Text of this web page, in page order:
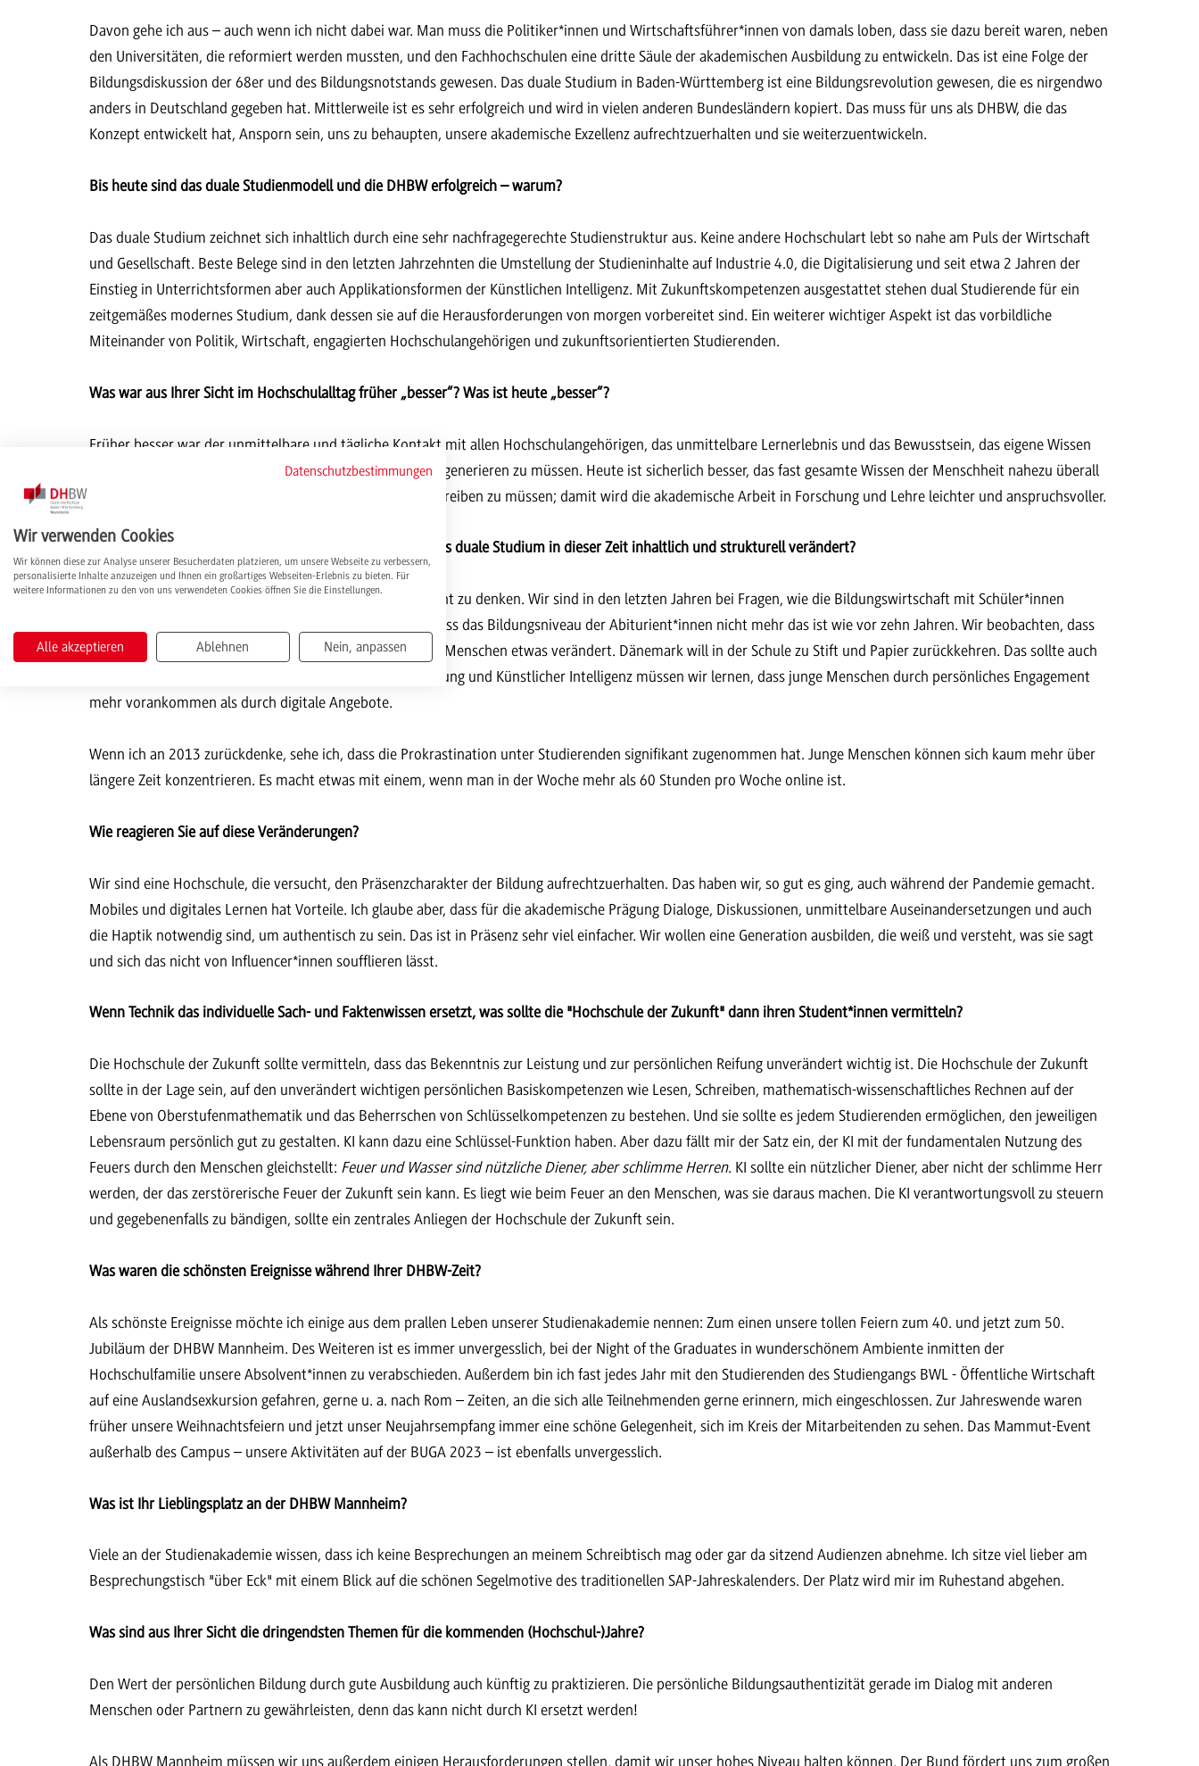
Davon gehe ich aus – auch wenn ich nicht dabei war. Man muss die Politiker*innen und Wirtschaftsführer*innen von damals loben, dass sie dazu bereit waren, neben
den Universitäten, die reformiert werden mussten, und den Fachhochschulen eine dritte Säule der akademischen Ausbildung zu entwickeln. Das ist eine Folge der
Bildungsdiskussion der 68er und des Bildungsnotstands gewesen. Das duale Studium in Baden-Württemberg ist eine Bildungsrevolution gewesen, die es nirgendwo
anders in Deutschland gegeben hat. Mittlerweile ist es sehr erfolgreich und wird in vielen anderen Bundesländern kopiert. Das muss für uns als DHBW, die das
Konzept entwickelt hat, Ansporn sein, uns zu behaupten, unsere akademische Exzellenz aufrechtzuerhalten und sie weiterzuentwickeln.
Bis heute sind das duale Studienmodell und die DHBW erfolgreich – warum?
Das duale Studium zeichnet sich inhaltlich durch eine sehr nachfragegerechte Studienstruktur aus. Keine andere Hochschulart lebt so nahe am Puls der Wirtschaft
und Gesellschaft. Beste Belege sind in den letzten Jahrzehnten die Umstellung der Studieninhalte auf Industrie 4.0, die Digitalisierung und seit etwa 2 Jahren der
Einstieg in Unterrichtsformen aber auch Applikationsformen der Künstlichen Intelligenz. Mit Zukunftskompetenzen ausgestattet stehen dual Studierende für ein
zeitgemäßes modernes Studium, dank dessen sie auf die Herausforderungen von morgen vorbereitet sind. Ein weiterer wichtiger Aspekt ist das vorbildliche
Miteinander von Politik, Wirtschaft, engagierten Hochschulangehörigen und zukunftsorientierten Studierenden.
Was war aus Ihrer Sicht im Hochschulalltag früher „besser“? Was ist heute „besser“?
Früher besser war der unmittelbare und tägliche Kontakt mit allen Hochschulangehörigen, das unmittelbare Lernerlebnis und das Bewusstsein, das eigene Wissen
und seine eigenen Fähigkeiten selbst durch Geistesarbeit generieren zu müssen. Heute ist sicherlich besser, das fast gesamte Wissen der Menschheit nahezu überall
verfügbar zu haben und somit viel weniger Recherche betreiben zu müssen; damit wird die akademische Arbeit in Forschung und Lehre leichter und anspruchsvoller.
Sie leiten die DHBW Mannheim seit 2013. Wie hat sich das duale Studium in dieser Zeit inhaltlich und strukturell verändert?
Enorm. Als ich 2013 angefangen habe, war an Corona nicht zu denken. Wir sind in den letzten Jahren bei Fragen, wie die Bildungswirtschaft mit Schüler*innen
umgeht, an Herausforderungen gestoßen. Wir merken, dass das Bildungsniveau der Abiturient*innen nicht mehr das ist wie vor zehn Jahren. Wir beobachten, dass
die Digitalisierung und die Smartphonisierung bei jungen Menschen etwas verändert. Dänemark will in der Schule zu Stift und Papier zurückkehren. Das sollte auch
uns Warnung sein. Bei allen Bekenntnissen zu Digitalisierung und Künstlicher Intelligenz müssen wir lernen, dass junge Menschen durch persönliches Engagement
mehr vorankommen als durch digitale Angebote.
Wenn ich an 2013 zurückdenke, sehe ich, dass die Prokrastination unter Studierenden signifikant zugenommen hat. Junge Menschen können sich kaum mehr über
längere Zeit konzentrieren. Es macht etwas mit einem, wenn man in der Woche mehr als 60 Stunden pro Woche online ist.
Wie reagieren Sie auf diese Veränderungen?
Wir sind eine Hochschule, die versucht, den Präsenzcharakter der Bildung aufrechtzuerhalten. Das haben wir, so gut es ging, auch während der Pandemie gemacht.
Mobiles und digitales Lernen hat Vorteile. Ich glaube aber, dass für die akademische Prägung Dialoge, Diskussionen, unmittelbare Auseinandersetzungen und auch
die Haptik notwendig sind, um authentisch zu sein. Das ist in Präsenz sehr viel einfacher. Wir wollen eine Generation ausbilden, die weiß und versteht, was sie sagt
und sich das nicht von Influencer*innen soufflieren lässt.
Wenn Technik das individuelle Sach- und Faktenwissen ersetzt, was sollte die "Hochschule der Zukunft" dann ihren Student*innen vermitteln?
Die Hochschule der Zukunft sollte vermitteln, dass das Bekenntnis zur Leistung und zur persönlichen Reifung unverändert wichtig ist. Die Hochschule der Zukunft
sollte in der Lage sein, auf den unverändert wichtigen persönlichen Basiskompetenzen wie Lesen, Schreiben, mathematisch-wissenschaftliches Rechnen auf der
Ebene von Oberstufenmathematik und das Beherrschen von Schlüsselkompetenzen zu bestehen. Und sie sollte es jedem Studierenden ermöglichen, den jeweiligen
Lebensraum persönlich gut zu gestalten. KI kann dazu eine Schlüssel-Funktion haben. Aber dazu fällt mir der Satz ein, der KI mit der fundamentalen Nutzung des
Feuers durch den Menschen gleichstellt: Feuer und Wasser sind nützliche Diener, aber schlimme Herren. KI sollte ein nützlicher Diener, aber nicht der schlimme Herr
werden, der das zerstörerische Feuer der Zukunft sein kann. Es liegt wie beim Feuer an den Menschen, was sie daraus machen. Die KI verantwortungsvoll zu steuern
und gegebenenfalls zu bändigen, sollte ein zentrales Anliegen der Hochschule der Zukunft sein.
Was waren die schönsten Ereignisse während Ihrer DHBW-Zeit?
Als schönste Ereignisse möchte ich einige aus dem prallen Leben unserer Studienakademie nennen: Zum einen unsere tollen Feiern zum 40. und jetzt zum 50.
Jubiläum der DHBW Mannheim. Des Weiteren ist es immer unvergesslich, bei der Night of the Graduates in wunderschönem Ambiente inmitten der
Hochschulfamilie unsere Absolvent*innen zu verabschieden. Außerdem bin ich fast jedes Jahr mit den Studierenden des Studiengangs BWL - Öffentliche Wirtschaft
auf eine Auslandsexkursion gefahren, gerne u. a. nach Rom – Zeiten, an die sich alle Teilnehmenden gerne erinnern, mich eingeschlossen. Zur Jahreswende waren
früher unsere Weihnachtsfeiern und jetzt unser Neujahrsempfang immer eine schöne Gelegenheit, sich im Kreis der Mitarbeitenden zu sehen. Das Mammut-Event
außerhalb des Campus – unsere Aktivitäten auf der BUGA 2023 – ist ebenfalls unvergesslich.
Was ist Ihr Lieblingsplatz an der DHBW Mannheim?
Viele an der Studienakademie wissen, dass ich keine Besprechungen an meinem Schreibtisch mag oder gar da sitzend Audienzen abnehme. Ich sitze viel lieber am
Besprechungstisch "über Eck" mit einem Blick auf die schönen Segelmotive des traditionellen SAP-Jahreskalenders. Der Platz wird mir im Ruhestand abgehen.
Was sind aus Ihrer Sicht die dringendsten Themen für die kommenden (Hochschul-)Jahre?
Den Wert der persönlichen Bildung durch gute Ausbildung auch künftig zu praktizieren. Die persönliche Bildungsauthentizität gerade im Dialog mit anderen
Menschen oder Partnern zu gewährleisten, denn das kann nicht durch KI ersetzt werden!
Als DHBW Mannheim müssen wir uns außerdem einigen Herausforderungen stellen, damit wir unser hohes Niveau halten können. Der Bund fördert uns zum großen
Datenschutzbestimmungen
Wir verwenden Cookies
Wir können diese zur Analyse unserer Besucherdaten platzieren, um unsere Webseite zu verbessern,
personalisierte Inhalte anzuzeigen und Ihnen ein großartiges Webseiten-Erlebnis zu bieten. Für
weitere Informationen zu den von uns verwendeten Cookies öffnen Sie die Einstellungen.
Alle akzeptieren Ablehnen Nein, anpassen